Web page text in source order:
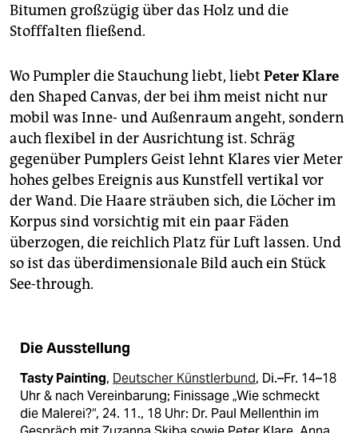
Bitumen großzügig über das Holz und die
Stofffalten fließend.
Wo Pumpler die Stauchung liebt, liebt Peter Klare
den Shaped Canvas, der bei ihm meist nicht nur
mobil was Inne- und Außenraum angeht, sondern
auch flexibel in der Ausrichtung ist. Schräg
gegenüber Pumplers Geist lehnt Klares vier Meter
hohes gelbes Ereignis aus Kunstfell vertikal vor
der Wand. Die Haare sträuben sich, die Löcher im
Korpus sind vorsichtig mit ein paar Fäden
überzogen, die reichlich Platz für Luft lassen. Und
so ist das überdimensionale Bild auch ein Stück
See-through.
Die Ausstellung
Tasty Painting, Deutscher Künstlerbund, Di.–Fr. 14–18
Uhr & nach Vereinbarung; Finissage „Wie schmeckt
die Malerei?“, 24. 11., 18 Uhr: Dr. Paul Mel­lenthin im